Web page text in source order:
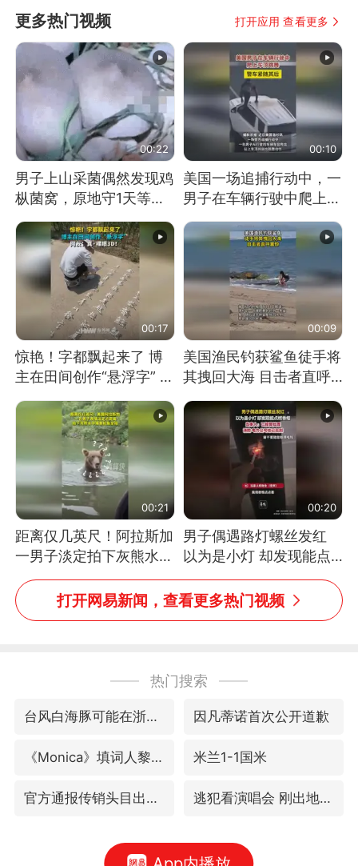
更多热门视频 打开应用 查看更多
00:22
男子上山采菌偶然发现鸡
枞菌窝，原地守1天等它
长大：挖了140多朵
00:10
美国一场追捕行动中，一
男子在车辆行驶中爬上车
顶跳舞。（新京报）
00:17
惊艳！字都飘起来了 博
主在田间创作“悬浮字” 网
友：真·裸眼3D！
00:09
美国渔民钓获鲨鱼徒手将
其拽回大海 目击者直呼
震惊 （视频来源：参考
消息）
00:21
距离仅几英尺！阿拉斯加
一男子淡定拍下灰熊水中
捕食鲑鱼全程
00:20
男子偶遇路灯螺丝发红
以为是小灯 却发现能点
燃香烟 当事人：已报警
处理
打开网易新闻，查看更多热门视频
热门搜索
台风白海豚可能在浙江登陆 因凡蒂诺首次公开道歉
《Monica》填词人黎彼得去世 米兰1-1国米
官方通报传销头目出狱办书院 逃犯看演唱会 刚出地铁就被逮住